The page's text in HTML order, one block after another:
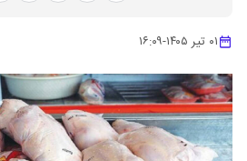
۰۱ تیر ۱۴۰۵ -۱۶:۰۹